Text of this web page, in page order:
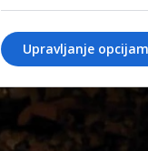
Upravljanje